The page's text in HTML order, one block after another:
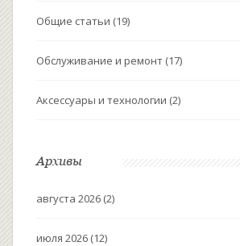
Общие статьи (19)
Обслуживание и ремонт (17)
Аксессуары и технологии (2)
Архивы
августа 2026 (2)
июля 2026 (12)